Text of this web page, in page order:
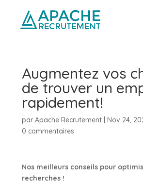
Augmentez vos
de trouver un
rapidement!
par Apache Recrutement| Nov 24,
0 commentaires
Nos meilleurs conseils pour
recherches !